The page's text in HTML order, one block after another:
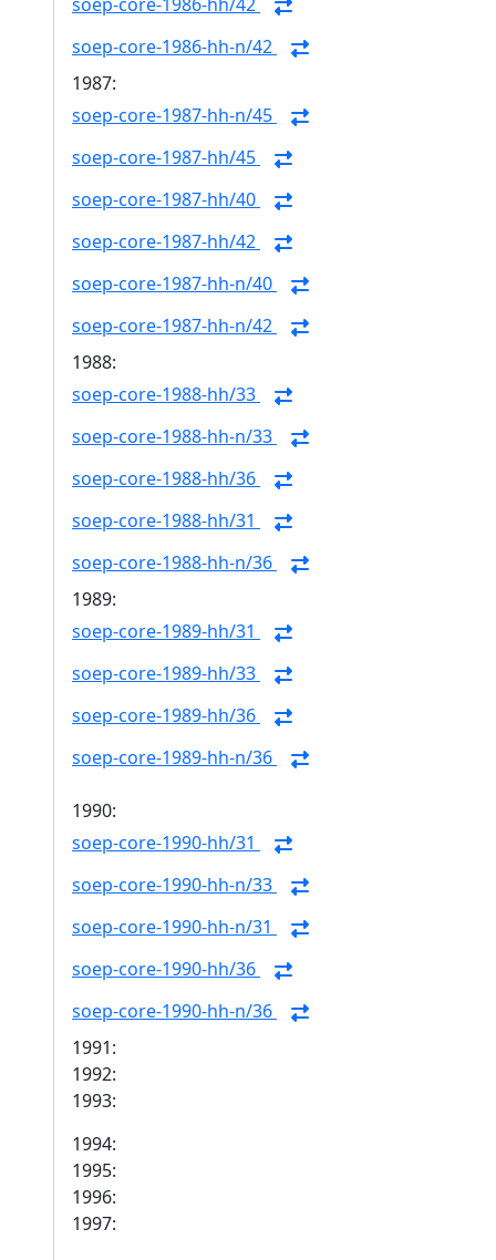
soep-core-1986-hh/42
soep-core-1986-hh-n/42
1987:
soep-core-1987-hh-n/45
soep-core-1987-hh/45
soep-core-1987-hh/40
soep-core-1987-hh/42
soep-core-1987-hh-n/40
soep-core-1987-hh-n/42
1988:
soep-core-1988-hh/33
soep-core-1988-hh-n/33
soep-core-1988-hh/36
soep-core-1988-hh/31
soep-core-1988-hh-n/36
1989:
soep-core-1989-hh/31
soep-core-1989-hh/33
soep-core-1989-hh/36
soep-core-1989-hh-n/36
1990:
soep-core-1990-hh/31
soep-core-1990-hh-n/33
soep-core-1990-hh-n/31
soep-core-1990-hh/36
soep-core-1990-hh-n/36
1991:
1992:
1993:
1994:
1995:
1996:
1997: